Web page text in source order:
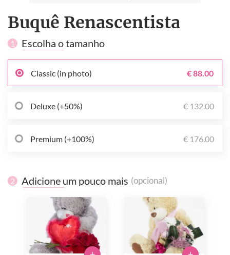
Buquê Renascentista
1 Escolha o tamanho
Classic (in photo) € 88.00
Deluxe (+50%) € 132.00
Premium (+100%) € 176.00
2 Adicione um pouco mais (opcional)